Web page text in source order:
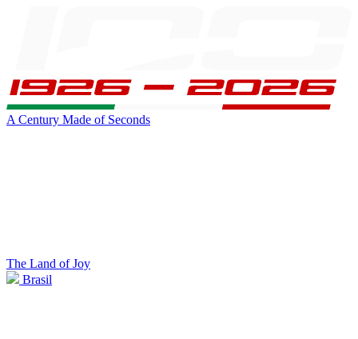
A Century Made of Seconds
The Land of Joy
Brasil